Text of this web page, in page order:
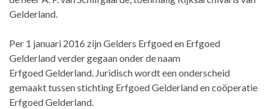
Gelderland.
Per 1 januari 2016 zijn Gelders Erfgoed en Erfgoed
Gelderland verder gegaan onder de naam
Erfgoed Gelderland. Juridisch wordt een onderscheid
gemaakt tussen stichting Erfgoed Gelderland en coöperatie
Erfgoed Gelderland.